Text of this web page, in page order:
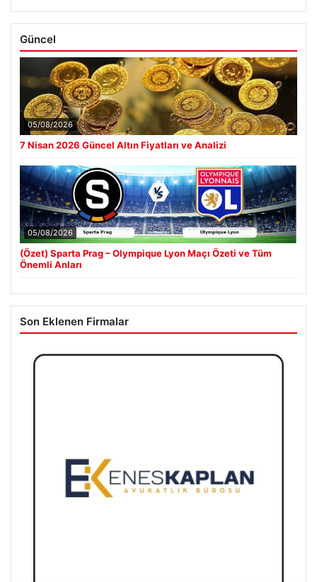
Güncel
05/08/2026
7 Nisan 2026 Güncel Altın Fiyatları ve Analizi
05/08/2026
(Özet) Sparta Prag – Olympique Lyon Maçı Özeti ve Tüm
Önemli Anları
Son Eklenen Firmalar